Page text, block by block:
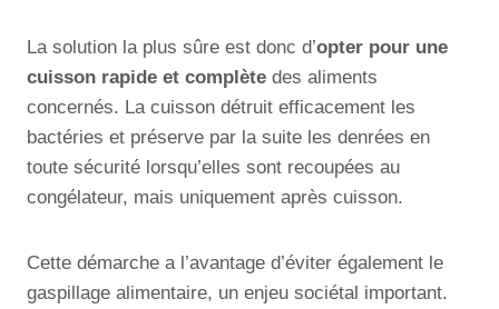
La solution la plus sûre est donc d’opter pour une
cuisson rapide et complète des aliments
concernés. La cuisson détruit efficacement les
bactéries et préserve par la suite les denrées en
toute sécurité lorsqu’elles sont recoupées au
congélateur, mais uniquement après cuisson.
Cette démarche a l’avantage d’éviter également le
gaspillage alimentaire, un enjeu sociétal important.